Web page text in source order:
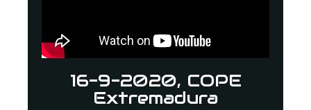
16-9-2020, COPE
Extremadura